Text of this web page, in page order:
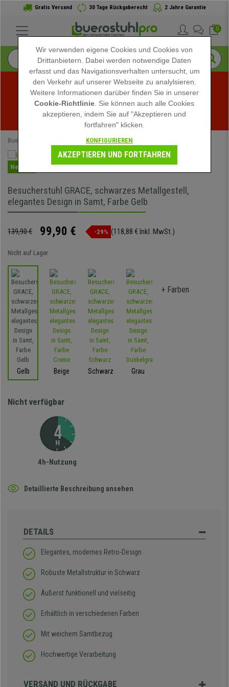
Gratis Versand 30 Tage Rückgaberecht 2 Jahre Garantie
0
Sommerschlussverkauf bei buerostuhlpro! Exklusive
Rabatte für kurze Zeit - Aktion ansehen -
Buerostuhlpro Konferenzstühle
Neuheit
Besucherstuhl GRACE, schwarzes Metallgestell,
elegantes Design in Samt, Farbe Gelb
139,90 € 99,90 € -29% (118,88 € Inkl. MwSt.)
Nicht auf Lager
Gelb Beige Schwarz Grau
+ Farben
Nicht verfügbar
4h-Nutzung
Detaillierte Beschreibung ansehen
DETAILS
Elegantes, modernes Retro-Design
Robuste Metallstruktur in Schwarz
Äußerst funktionell und vielseitig
Erhältlich in verschiedenen Farben
Mit weichem Samtbezug
Hochwertige Verarbeitung
VERSAND UND RÜCKGABE
Wir verwenden eigene Cookies und Cookies von
Drittanbietern. Dabei werden notwendige Daten
erfasst und das Navigationsverhalten untersucht, um
den Verkehr auf unserer Webseite zu analylsieren.
Weitere Informationen darüber finden Sie in unserer
Cookie-Richtlinie . Sie können auch alle Cookies
akzeptieren, indem Sie auf "Akzeptieren und
fortfahren" klicken.
KONFIGURIEREN
AKZEPTIEREN UND FORTFAHREN